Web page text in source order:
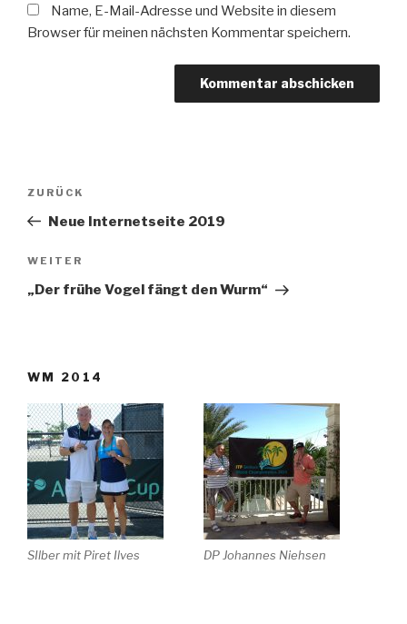
Name, E-Mail-Adresse und Website in diesem
Browser für meinen nächsten Kommentar speichern.
Beitragsnavigation
Vorheriger
Beitrag
ZURÜCK
Neue Internetseite 2019
Nächster
Beitrag
WEITER
„Der frühe Vogel fängt den Wurm“
WM 2014
SIlber mit Piret Ilves DP Johannes Niehsen